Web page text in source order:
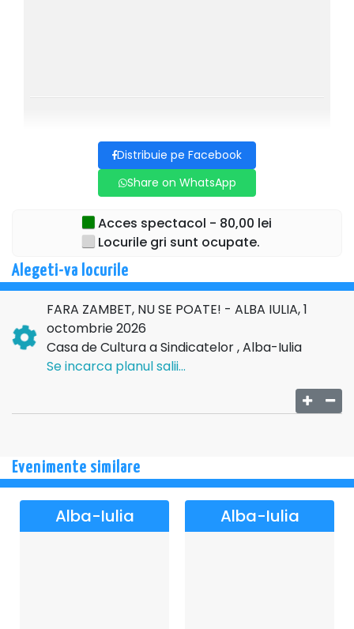
Distribuie pe Facebook
Share on WhatsApp
Acces spectacol - 80,00 lei
Locurile gri sunt ocupate.
Alegeti-va locurile
FARA ZAMBET, NU SE POATE! - ALBA IULIA, 1
octombrie 2026
Casa de Cultura a Sindicatelor , Alba-Iulia
Se incarca planul salii...
Evenimente similare
Alba-Iulia Alba-Iulia